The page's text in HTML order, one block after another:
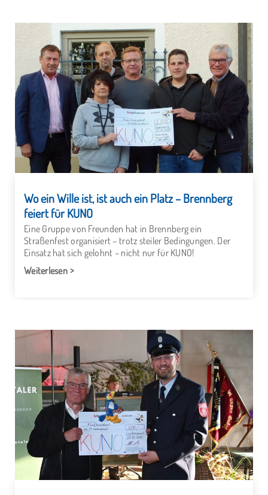
Wo ein Wille ist, ist auch ein Platz – Brennberg
feiert für KUNO
Eine Gruppe von Freunden hat in Brennberg ein
Straßenfest organisiert – trotz steiler Bedingungen. Der
Einsatz hat sich gelohnt – nicht nur für KUNO!
Weiterlesen